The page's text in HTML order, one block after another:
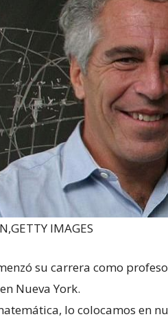
GETTY IMAGES
su carrera como
Nueva York.
lo colocamos en